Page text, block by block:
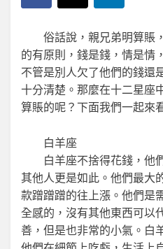
俗話說，親兄弟明算賬，
的有原則，錢是錢，情是情
不管是別人欠了他們的錢還
十分清楚。那麼在十二星座
算賬的呢？下面我們一起來
白羊座
白羊座不捨得花錢，他
其他人更是如此。他們最大
款蹭蹭蹭的往上漲。他們是
全感的，沒有其他東西可以
善，但是也非常的小氣。白